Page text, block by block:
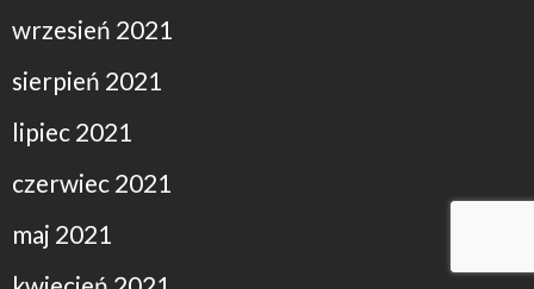
wrzesień 2021
sierpień 2021
lipiec 2021
czerwiec 2021
maj 2021